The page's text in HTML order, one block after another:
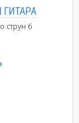
ГИТАРА
струн 6